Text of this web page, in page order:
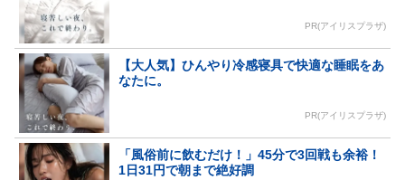
PR(アイリスプラザ)
【大人気】ひんやり冷感寝具で快適な睡眠をあ
なたに。
PR(アイリスプラザ)
「風俗前に飲むだけ！」45分で3回戦も余裕！
1日31円で朝まで絶好調